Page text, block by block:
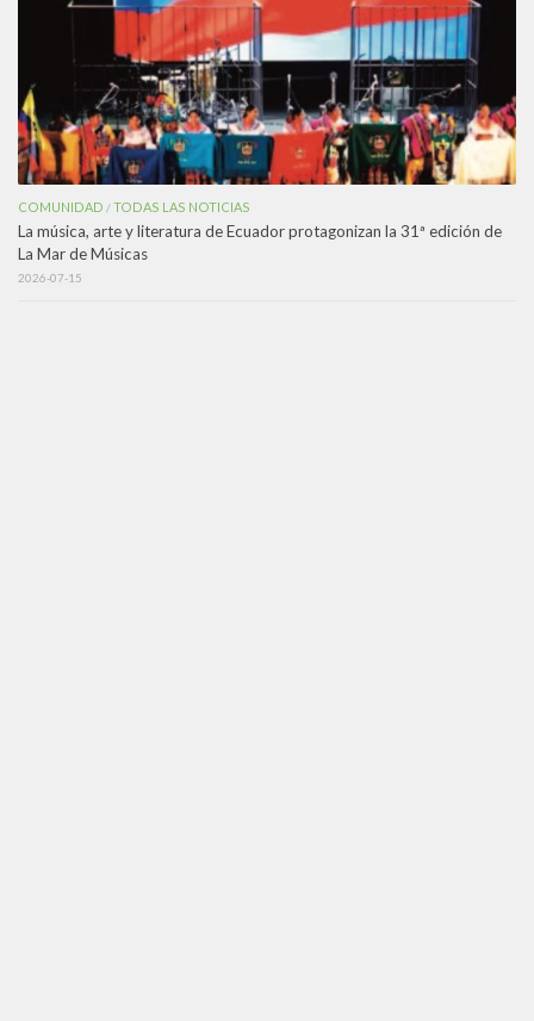
COMUNIDAD /TODAS LAS NOTICIAS
La música, arte y literatura de Ecuador protagonizan la 31ª edición de
La Mar de Músicas
2026-07-15